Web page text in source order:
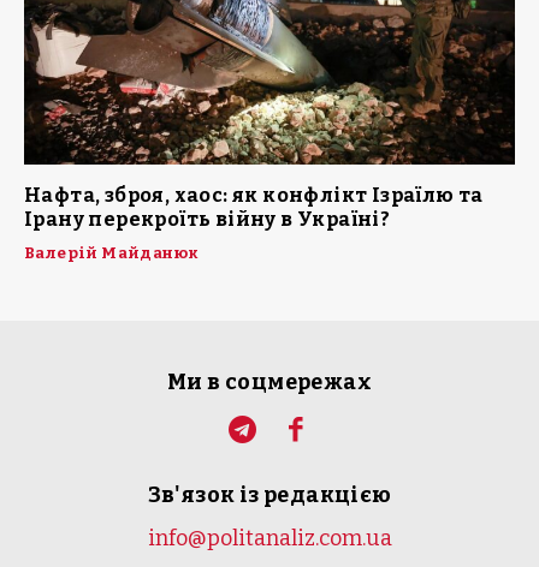
Нафта, зброя, хаос: як конфлікт Ізраїлю та
Ірану перекроїть війну в Україні?
Валерій Майданюк
Ми в соцмережах
Зв'язок із редакцією
info@politanaliz.com.ua